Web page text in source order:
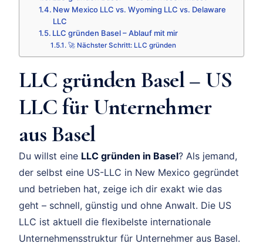
New Mexico LLC vs. Wyoming LLC vs. Delaware
LLC
LLC gründen Basel – Ablauf mit mir
🚀 Nächster Schritt: LLC gründen
LLC gründen Basel – US
LLC für Unternehmer
aus Basel
Du willst eine LLC gründen in Basel? Als jemand,
der selbst eine US-LLC in New Mexico gegründet
und betrieben hat, zeige ich dir exakt wie das
geht – schnell, günstig und ohne Anwalt. Die US
LLC ist aktuell die flexibelste internationale
Unternehmensstruktur für Unternehmer aus Basel.